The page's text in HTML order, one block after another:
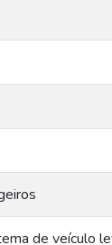
de veículo